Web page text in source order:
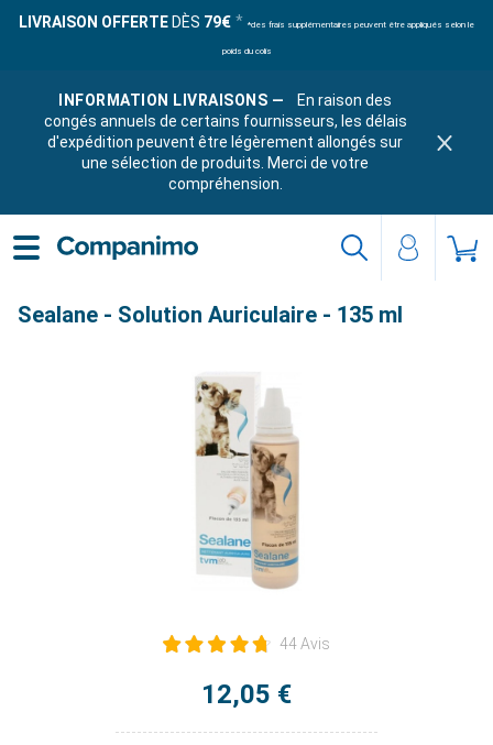
LIVRAISON OFFERTE DÈS 79€ *des frais supplémentaires peuvent être appliqués selon le
poids du colis
INFORMATION LIVRAISONS —
En raison des
congés annuels de certains fournisseurs, les délais
d'expédition peuvent être légèrement allongés sur
une sélection de produits. Merci de votre
compréhension.
Sealane - Solution Auriculaire - 135 ml
44 Avis
12,05 €